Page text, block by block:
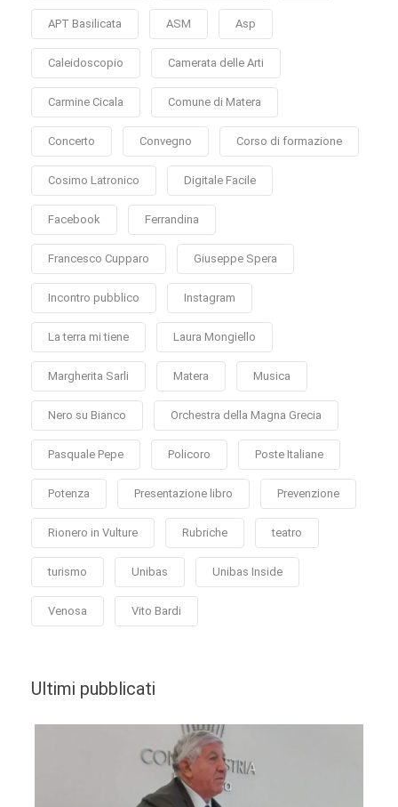
APT Basilicata ASM Asp
Caleidoscopio Camerata delle Arti
Carmine Cicala Comune di Matera
Concerto Convegno Corso di formazione
Cosimo Latronico Digitale Facile
Facebook Ferrandina
Francesco Cupparo Giuseppe Spera
Incontro pubblico Instagram
La terra mi tiene Laura Mongiello
Margherita Sarli Matera Musica
Nero su Bianco Orchestra della Magna Grecia
Pasquale Pepe Policoro Poste Italiane
Potenza Presentazione libro Prevenzione
Rionero in Vulture Rubriche teatro
turismo Unibas Unibas Inside
Venosa Vito Bardi
Ultimi pubblicati